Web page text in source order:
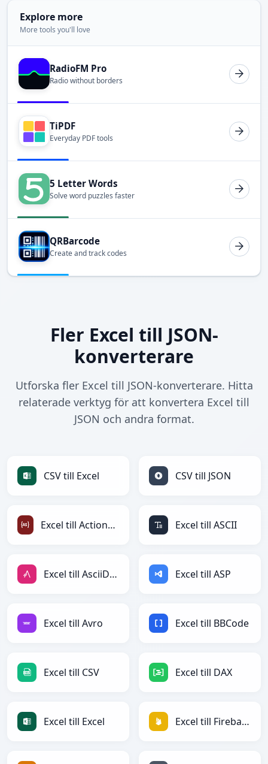
Explore more
More tools you'll love
RadioFM Pro
Radio without borders
TiPDF
Everyday PDF tools
5 Letter Words
Solve word puzzles faster
QRBarcode
Create and track codes
Fler Excel till JSON-
konverterare
Utforska fler Excel till JSON-konverterare. Hitta
relaterade verktyg för att konvertera Excel till
JSON och andra format.
CSV till Excel CSV till JSON
Excel till ActionScript Excel till ASCII
Excel till AsciiDoc Excel till ASP
Excel till Avro Excel till BBCode
Excel till CSV Excel till DAX
Excel till Excel Excel till Firebase